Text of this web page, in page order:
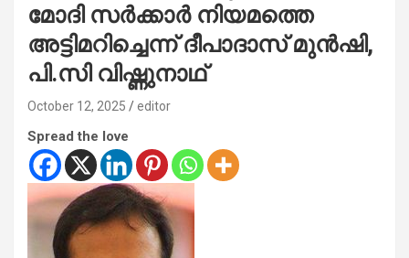
മോദി സര്‍ക്കാര്‍ നിയമത്തെ
അട്ടിമറിച്ചെന്ന് ദീപാദാസ് മുന്‍ഷി,
പി.സി വിഷ്ണുനാഥ്
October 12, 2025 editor
Spread the love